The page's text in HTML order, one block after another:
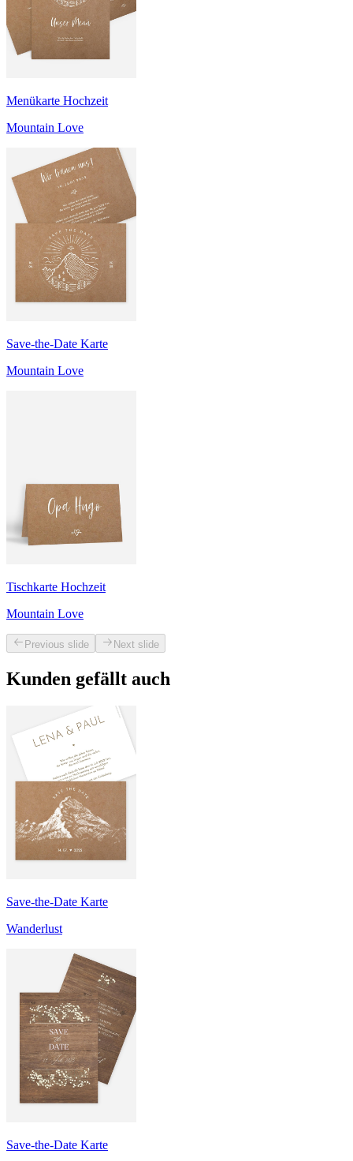
Menükarte Hochzeit
Mountain Love
Save-the-Date Karte
Mountain Love
Tischkarte Hochzeit
Mountain Love
Previous slide Next slide
Kunden gefällt auch
Save-the-Date Karte
Wanderlust
Save-the-Date Karte